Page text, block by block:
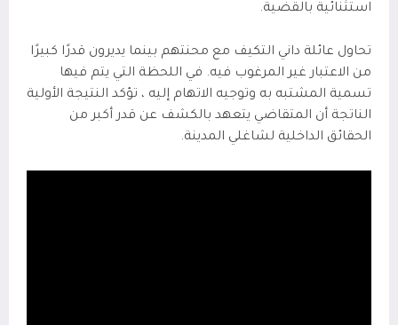
استثنائية بالقضية.
تحاول عائلة داني التكيف مع محنتهم بينما يديرون قدرًا كبيرًا
من الاعتبار غير المرغوب فيه. في اللحظة التي يتم فيها
تسمية المشتبه به وتوجيه الاتهام إليه ، تؤكد النتيجة الأولية
الناتجة أن المتقاضي يتعهد بالكشف عن قدر أكبر من
الحقائق الداخلية لشاغلي المدينة.